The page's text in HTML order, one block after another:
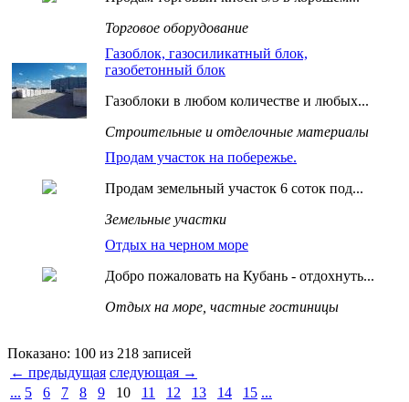
Торговое оборудование
Газоблок, газосиликатный блок,
газобетонный блок
Газоблоки в любом количестве и любых...
Строительные и отделочные материалы
Продам участок на побережье.
Продам земельный участок 6 соток под...
Земельные участки
Отдых на черном море
Добро пожаловать на Кубань - отдохнуть...
Отдых на море, частные гостиницы
Показано: 100 из 218 записей
← предыдущая следующая →
... 5 6 7 8 9 10 11 12 13 14 15 ...